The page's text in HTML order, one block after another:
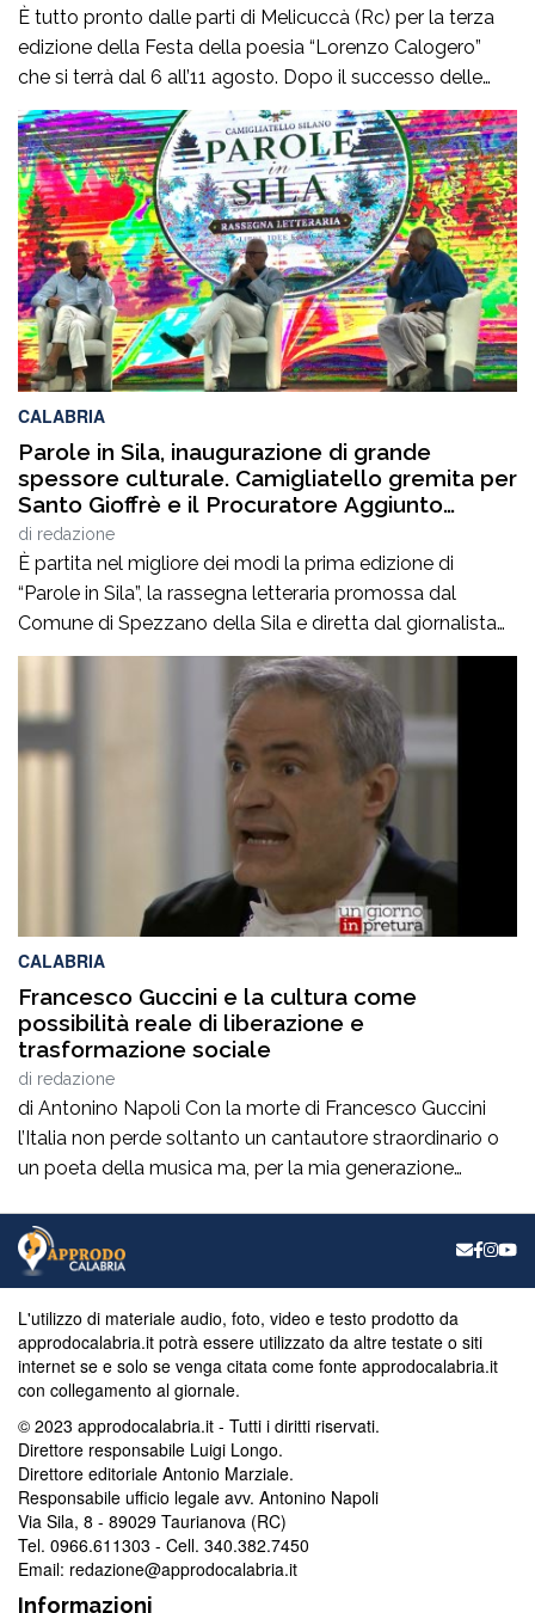
È tutto pronto dalle parti di Melicuccà (Rc) per la terza
edizione della Festa della poesia “Lorenzo Calogero”
che si terrà dal 6 all’11 agosto. Dopo il successo delle
prime due edizioni, nel 2024 e nel 2025, che hanno
portato nell’entroterra calabrese autorevoli protagonisti
della cultura italiana e internazionale, anche per
quest’annoLYRIKS – Laboratorio Interdisciplinare […]
CALABRIA
Parole in Sila, inaugurazione di grande
spessore culturale. Camigliatello gremita per
Santo Gioffrè e il Procuratore Aggiunto
Stefano Musolino
di redazione
È partita nel migliore dei modi la prima edizione di
“Parole in Sila”, la rassegna letteraria promossa dal
Comune di Spezzano della Sila e diretta dal giornalista
Pasquale Motta, che fino al 19 agosto porterà a
Camigliatello Silano alcuni tra i più autorevoli
protagonisti del panorama culturale e istituzionale
italiano. Nella splendida cornice di Piazza […]
CALABRIA
Francesco Guccini e la cultura come
possibilità reale di liberazione e
trasformazione sociale
di redazione
di Antonino Napoli Con la morte di Francesco Guccini
l’Italia non perde soltanto un cantautore straordinario o
un poeta della musica ma, per la mia generazione
ne va un autentico riferimento culturale, uno di quei
maestri che hanno insegnato a pensare prima ancora
che a cantare. […]
L'utilizzo di materiale audio, foto, video e testo prodotto da
approdocalabria.it potrà essere utilizzato da altre testate o siti
internet se e solo se venga citata come fonte approdocalabria.it
con collegamento al giornale.
© 2023 approdocalabria.it - Tutti i diritti riservati.
Direttore responsabile Luigi Longo.
Direttore editoriale Antonio Marziale.
Responsabile ufficio legale avv. Antonino Napoli
Via Sila, 8 - 89029 Taurianova (RC)
Tel. 0966.611303 - Cell. 340.382.7450
Email: redazione@approdocalabria.it
Informazioni